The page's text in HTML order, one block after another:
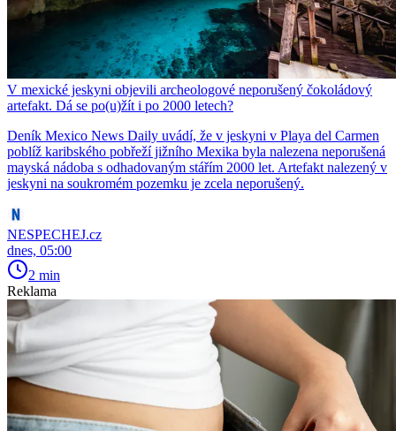
V mexické jeskyni objevili archeologové neporušený čokoládový
artefakt. Dá se po(u)žít i po 2000 letech?
Deník Mexico News Daily uvádí, že v jeskyni v Playa del Carmen
poblíž karibského pobřeží jižního Mexika byla nalezena neporušená
mayská nádoba s odhadovaným stářím 2000 let. Artefakt nalezený v
jeskyni na soukromém pozemku je zcela neporušený.
NESPECHEJ.cz
dnes, 05:00
2 min
Reklama